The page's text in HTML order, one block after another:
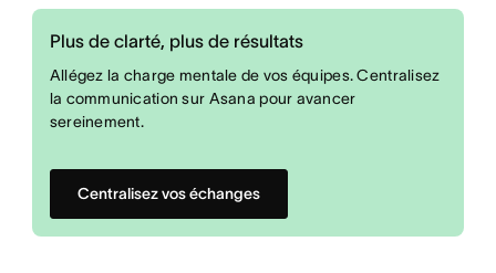
Plus de clarté, plus de résultats
Allégez la charge mentale de vos équipes. Centralisez
la communication sur Asana pour avancer
sereinement.
Centralisez vos échanges